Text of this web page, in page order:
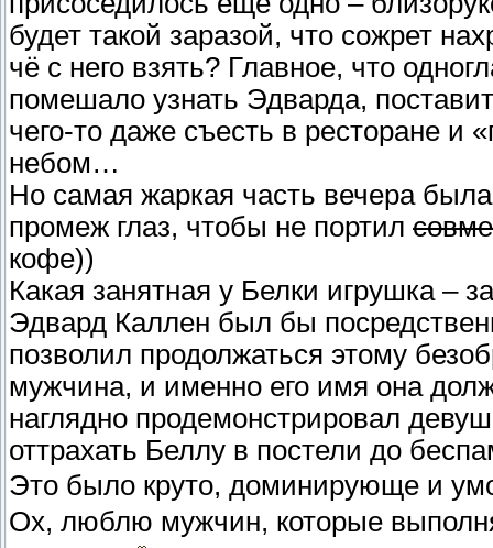
будет такой заразой, что сожрет
чё с него взять? Главное, что
помешало узнать Эдварда,
чего-то даже съесть в ресторане и
небом…
Но самая жаркая часть вечера
промеж глаз, чтобы не портил
кофе))
Какая занятная у Белки игрушка –
Эдвард Каллен был бы
позволил продолжаться этому
мужчина, и именно его имя она
наглядно продемонстрировал
оттрахать Беллу в постели до
Это было круто, доминирующе и
Ох, люблю мужчин, которые